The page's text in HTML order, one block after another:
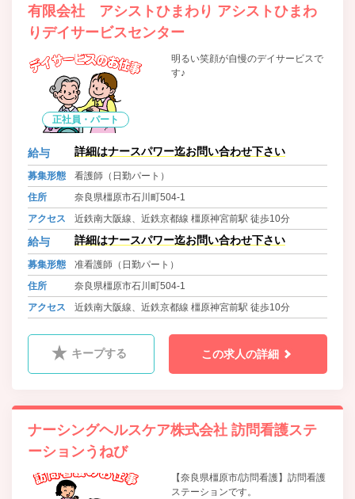
有限会社 アシストひまわり アシストひまわ
りデイサービスセンター
正社員・パート
明るい笑顔が自慢のデイサービスで
す♪
給与 詳細はナースパワー迄お問い合わせ下さい
募集形態
看護師（日勤パート）
住所
奈良県橿原市石川町504-1
アクセス
近鉄南大阪線、近鉄京都線 橿原神宮前駅 徒歩10分
給与 詳細はナースパワー迄お問い合わせ下さい
募集形態
准看護師（日勤パート）
住所
奈良県橿原市石川町504-1
アクセス
近鉄南大阪線、近鉄京都線 橿原神宮前駅 徒歩10分
キープする この求人の詳細
ナーシングヘルスケア株式会社 訪問看護ステ
ーションうねび
【奈良県橿原市/訪問看護】訪問看護
ステーションです。